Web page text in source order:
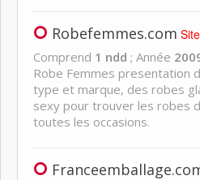
Robefemmes.com
Comprend 1 ndd ; Année
Robe Femmes presentation
type et marque, des robes
sexy pour trouver les robes
toutes les occasions.